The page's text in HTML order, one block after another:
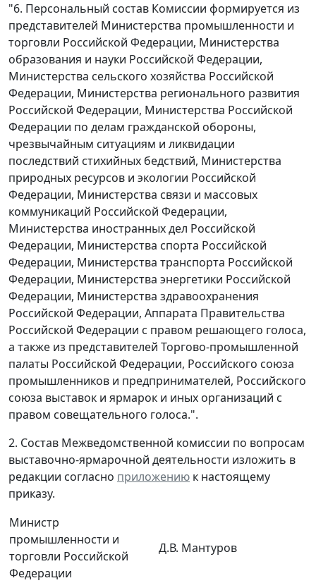
"6. Персональный состав Комиссии формируется из
представителей Министерства промышленности и
торговли Российской Федерации, Министерства
образования и науки Российской Федерации,
Министерства сельского хозяйства Российской
Федерации, Министерства регионального развития
Российской Федерации, Министерства Российской
Федерации по делам гражданской обороны,
чрезвычайным ситуациям и ликвидации
последствий стихийных бедствий, Министерства
природных ресурсов и экологии Российской
Федерации, Министерства связи и массовых
коммуникаций Российской Федерации,
Министерства иностранных дел Российской
Федерации, Министерства спорта Российской
Федерации, Министерства транспорта Российской
Федерации, Министерства энергетики Российской
Федерации, Министерства здравоохранения
Российской Федерации, Аппарата Правительства
Российской Федерации с правом решающего голоса,
а также из представителей Торгово-промышленной
палаты Российской Федерации, Российского союза
промышленников и предпринимателей, Российского
союза выставок и ярмарок и иных организаций с
правом совещательного голоса.".
2. Состав Межведомственной комиссии по вопросам
выставочно-ярмарочной деятельности изложить в
редакции согласно приложению к настоящему
приказу.
Министр
промышленности и
торговли Российской
Федерации
Д.В. Мантуров